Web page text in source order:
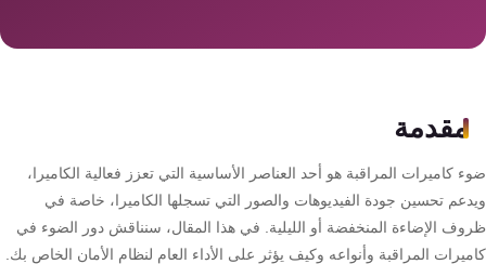
مقدمة
كاميرات المراقبة هو أحد العناصر الأساسية التي تعزز فعالية الكاميرا،
تحسين جودة الفيديوهات والصور التي تسجلها الكاميرا، خاصة في
الإضاءة المنخفضة أو الليلية. في هذا المقال، سنناقش دور الضوء في
المراقبة وأنواعه وكيف يؤثر على الأداء العام لنظام الأمان الخاص بك.
هوم
سيستم
حلول
أمنية
للشركات